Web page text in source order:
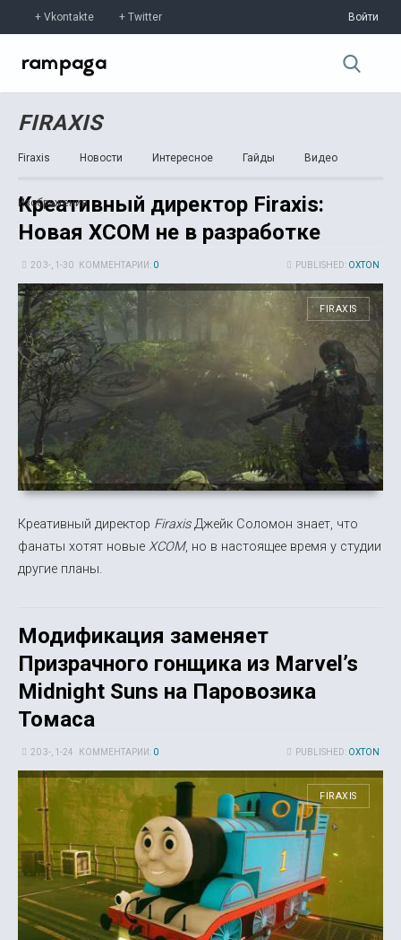
Vkontakte Twitter Войти
FIRAXIS
Firaxis Новости Интересное Гайды Видео
Изображения
Креативный директор Firaxis:
Новая XCOM не в разработке
PUBLISHED: OXTON
20 3-, 1-30 КОММЕНТАРИИ: 0
FIRAXIS
Креативный директор FiraxisДжейк Соломон знает, что
фанаты хотят новые XCOM, но в настоящее время у студии
другие планы.
Модификация заменяет
Призрачного гонщика из Marvel’s
Midnight Suns на Паровозика
Томаса
PUBLISHED: OXTON
20 3-, 1-24 КОММЕНТАРИИ: 0
FIRAXIS